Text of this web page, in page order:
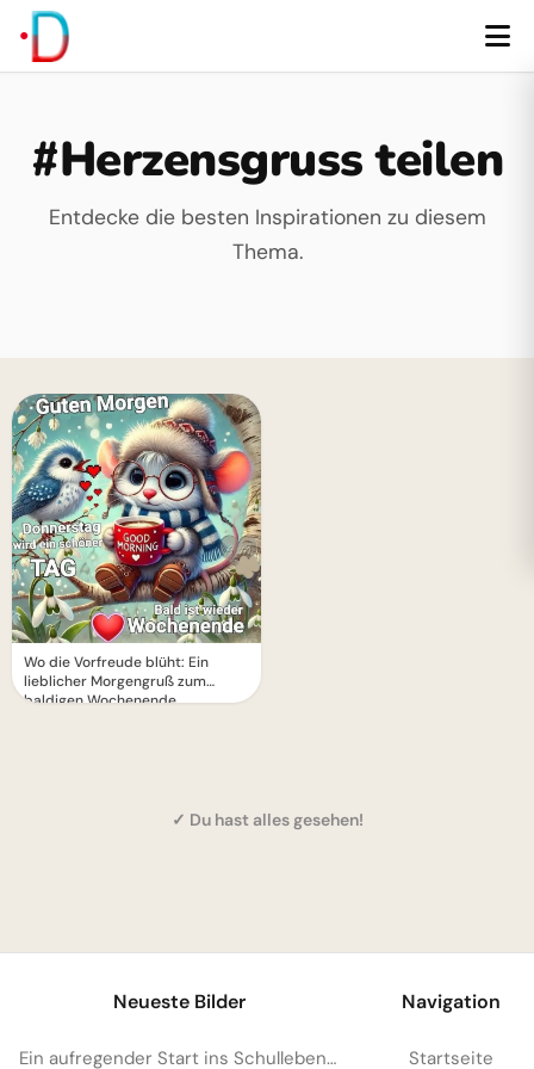
#Herzensgruss teilen
Entdecke die besten Inspirationen zu diesem
Thema.
Wo die Vorfreude blüht: Ein
lieblicher Morgengruß zum
baldigen Wochenende
✓ Du hast alles gesehen!
Neueste Bilder
Ein aufregender Start ins Schulleben: Teilen Sie diese Freude auf Facebook!
Navigation
Startseite